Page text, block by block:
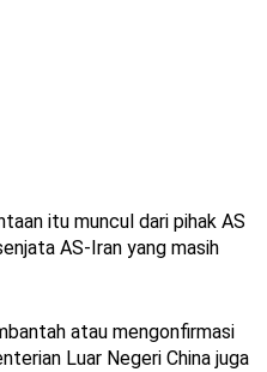
itu muncul dari pihak AS
AS-Iran yang masih
atau mengonfirmasi
Luar Negeri China juga